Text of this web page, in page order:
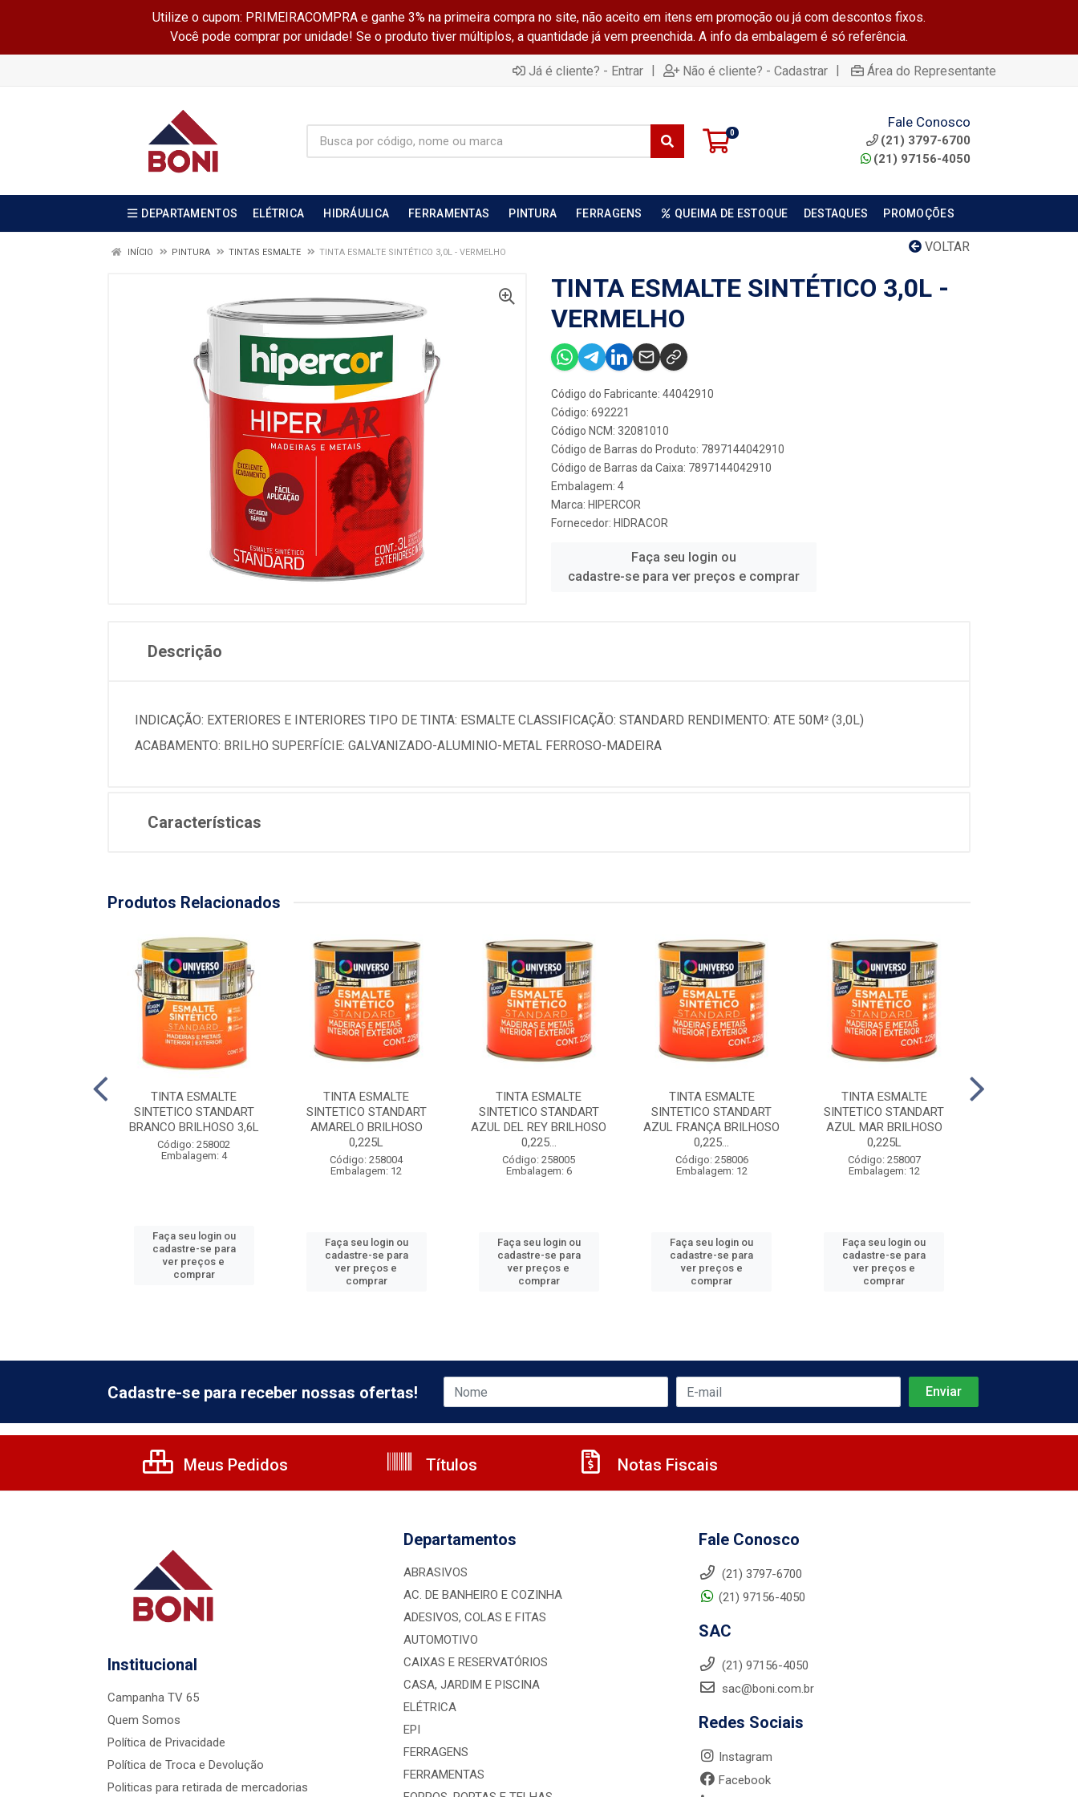
Utilize o cupom: PRIMEIRACOMPRA e ganhe 3% na primeira compra no site, não aceito em itens em promoção ou já com descontos fixos.
Você pode comprar por unidade! Se o produto tiver múltiplos, a quantidade já vem preenchida. A info da embalagem é só referência.
Já é cliente? - Entrar | Não é cliente? - Cadastrar | Área do Representante
0
Fale Conosco
(21) 3797-6700
(21) 97156-4050
DEPARTAMENTOS ELÉTRICA HIDRÁULICA FERRAMENTAS PINTURA FERRAGENS QUEIMA DE ESTOQUE DESTAQUES PROMOÇÕES
VOLTAR
INÍCIO PINTURA TINTAS ESMALTE TINTA ESMALTE SINTÉTICO 3,0L - VERMELHO
TINTA ESMALTE SINTÉTICO 3,0L -
VERMELHO
Código do Fabricante: 44042910
Código: 692221
Código NCM: 32081010
Código de Barras do Produto: 7897144042910
Código de Barras da Caixa: 7897144042910
Embalagem: 4
Marca: HIPERCOR
Fornecedor: HIDRACOR
Faça seu login ou
cadastre-se para ver preços e comprar
Descrição
INDICAÇÃO: EXTERIORES E INTERIORES TIPO DE TINTA: ESMALTE CLASSIFICAÇÃO: STANDARD RENDIMENTO: ATE 50M² (3,0L)
ACABAMENTO: BRILHO SUPERFÍCIE: GALVANIZADO-ALUMINIO-METAL FERROSO-MADEIRA
Características
Produtos Relacionados
TINTA ESMALTE
SINTETICO STANDART
BRANCO BRILHOSO 3,6L
Código: 258002
Embalagem: 4
Faça seu login ou
cadastre-se para
ver preços e
comprar
TINTA ESMALTE
SINTETICO STANDART
AMARELO BRILHOSO
0,225L
Código: 258004
Embalagem: 12
Faça seu login ou
cadastre-se para
ver preços e
comprar
TINTA ESMALTE
SINTETICO STANDART
AZUL DEL REY BRILHOSO
0,225...
Código: 258005
Embalagem: 6
Faça seu login ou
cadastre-se para
ver preços e
comprar
TINTA ESMALTE
SINTETICO STANDART
AZUL FRANÇA BRILHOSO
0,225...
Código: 258006
Embalagem: 12
Faça seu login ou
cadastre-se para
ver preços e
comprar
TINTA ESMALTE
SINTETICO STANDART
AZUL MAR BRILHOSO
0,225L
Código: 258007
Embalagem: 12
Faça seu login ou
cadastre-se para
ver preços e
comprar
Cadastre-se para receber nossas ofertas!
Meus Pedidos Títulos Notas Fiscais
Institucional
Campanha TV 65
Quem Somos
Política de Privacidade
Política de Troca e Devolução
Politicas para retirada de mercadorias
Departamentos
ABRASIVOS
AC. DE BANHEIRO E COZINHA
ADESIVOS, COLAS E FITAS
AUTOMOTIVO
CAIXAS E RESERVATÓRIOS
CASA, JARDIM E PISCINA
ELÉTRICA
EPI
FERRAGENS
FERRAMENTAS
Fale Conosco
(21) 3797-6700
(21) 97156-4050
SAC
(21) 97156-4050
sac@boni.com.br
Redes Sociais
Instagram
Facebook